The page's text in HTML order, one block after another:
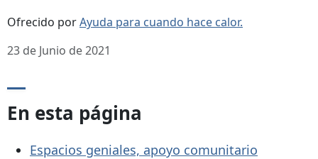
Ofrecido porAyuda para cuando hace calor.
23 de Junio de 2021
En esta página
Espacios geniales, apoyo comunitario